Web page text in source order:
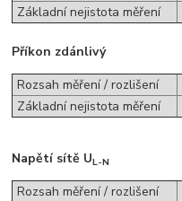
Základní nejistota měření
Příkon zdánlivý
Rozsah měření / rozlišení
Základní nejistota měření
Napětí sítě UL-N
Rozsah měření / rozlišení